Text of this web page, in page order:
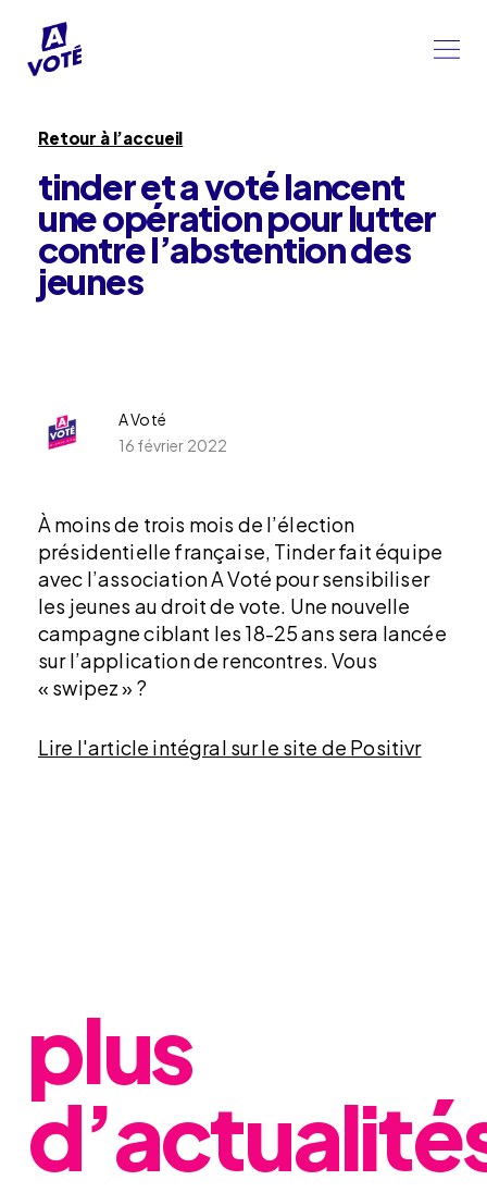
Retour à l’accueil
tinder et a voté lancent
une opération pour lutter
contre l’abstention des
jeunes
A Voté
16 février 2022
À moins de trois mois de l’élection
présidentielle française, Tinder fait équipe
avec l’association A Voté pour sensibiliser
les jeunes au droit de vote. Une nouvelle
campagne ciblant les 18-25 ans sera lancée
sur l’application de rencontres. Vous
« swipez » ?
Lire l'article intégral sur le site de Positivr
plus